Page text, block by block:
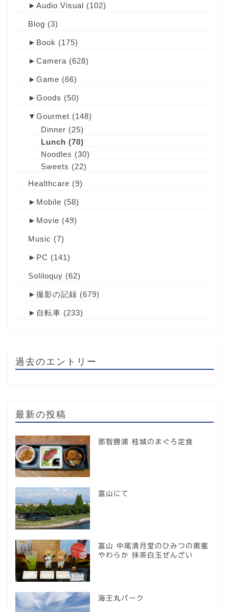
► Audio Visual (102)
Blog (3)
► Book (175)
► Camera (628)
► Game (66)
► Goods (50)
▼ Gourmet (148)
Dinner (25)
Lunch (70)
Noodles (30)
Sweets (22)
Healthcare (9)
► Mobile (58)
► Movie (49)
Music (7)
► PC (141)
Soliloquy (62)
► 撮影の記録 (679)
► 自転車 (233)
過去のエントリー
最新の投稿
那智勝浦 桂城のまぐろ定食
富山にて
富山 中尾清月堂のひみつの黒蜜
やわらか 抹茶白玉ぜんざい
海王丸パーク